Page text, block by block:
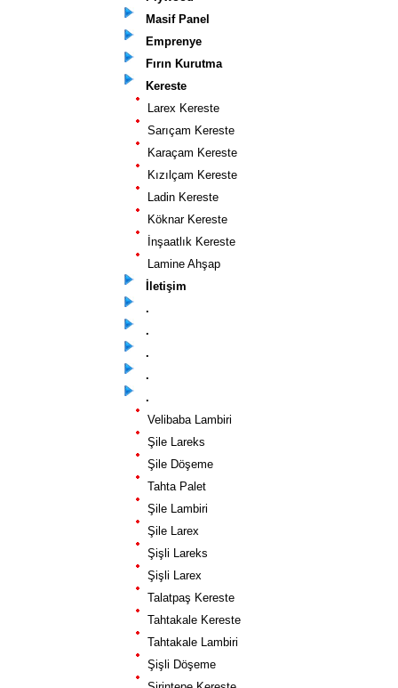
Masif Panel
Emprenye
Fırın Kurutma
Kereste
Larex Kereste
Sarıçam Kereste
Karaçam Kereste
Kızılçam Kereste
Ladin Kereste
Köknar Kereste
İnşaatlık Kereste
Lamine Ahşap
İletişim
.
.
.
.
.
Velibaba Lambiri
Şile Lareks
Şile Döşeme
Tahta Palet
Şile Lambiri
Şile Larex
Şişli Lareks
Şişli Larex
Talatpaş Kereste
Tahtakale Kereste
Tahtakale Lambiri
Şişli Döşeme